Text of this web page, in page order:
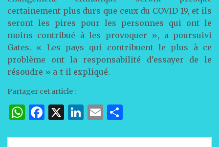
certainement plus durs que ceux du COVID-19, et ils
seront les pires pour les personnes qui ont le
moins contribué à les provoquer », a poursuivi
Gates. « Les pays qui contribuent le plus à ce
problème ont la responsabilité d’essayer de le
résoudre » a-t-il expliqué.
Partager cet article :
W F
X
Li E